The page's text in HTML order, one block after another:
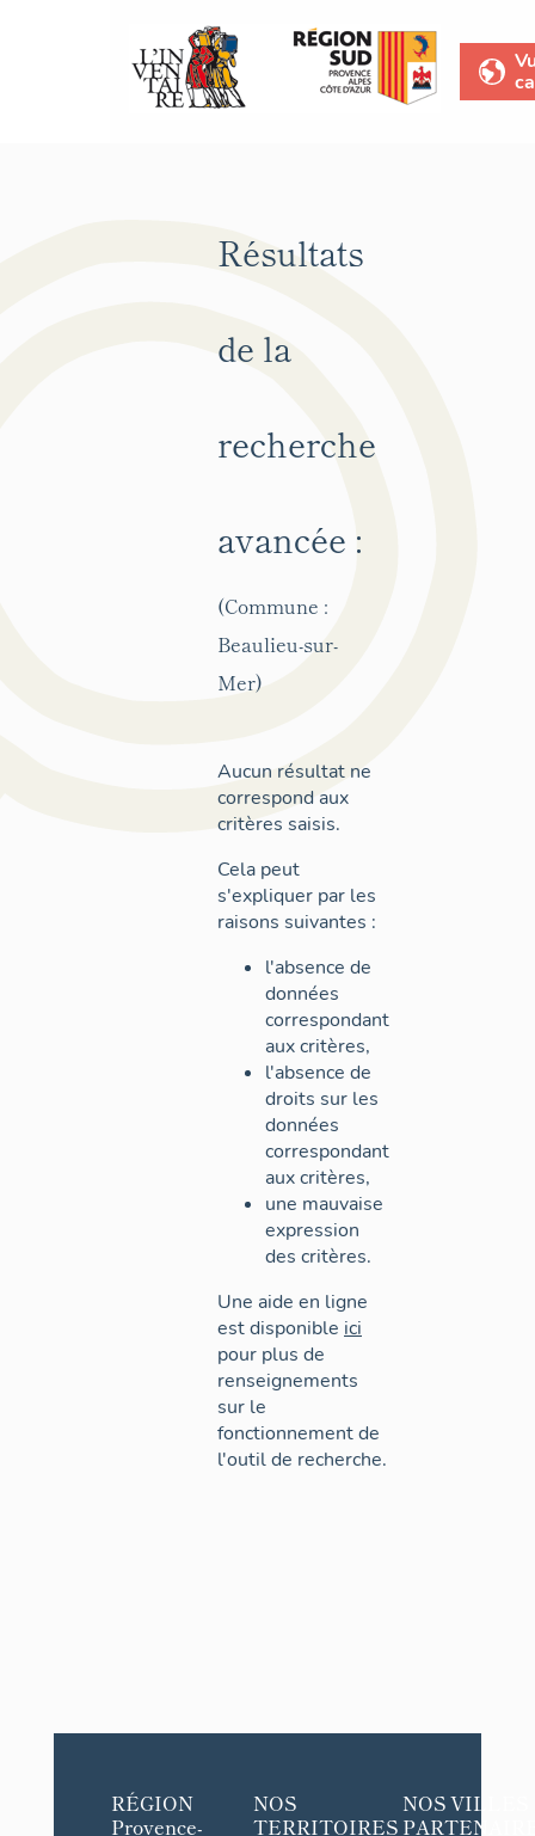
Résultats
de la
recherche
avancée :
(Commune :
Beaulieu-sur-
Mer)
Aucun résultat ne
correspond aux
critères saisis.
Cela peut
s'expliquer par les
raisons suivantes :
l'absence de
données
correspondant
aux critères,
l'absence de
droits sur les
données
correspondant
aux critères,
une mauvaise
expression
des critères.
Une aide en ligne
est disponible ici
pour plus de
renseignements
sur le
fonctionnement de
l'outil de recherche.
RÉGION
Provence-
NOS
TERRITOIRES
NOS VILLES